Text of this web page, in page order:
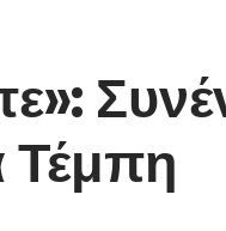
Τέμπη